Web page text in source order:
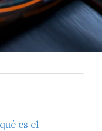
es el